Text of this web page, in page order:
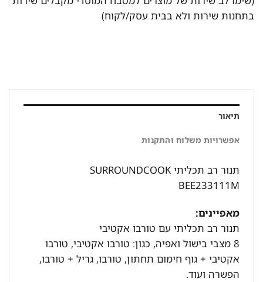
בתחנות שירות ולא בבית עסק/לקוח)
תיאור
אפשרויות משלוח והתקנות
תנור רב תכליתי SURROUNDCOOK
BEE233111M
מאפיינים:
תנור רב תכליתי עם טורבו אקטיבי
8 מצבי בישול ואפיה, כגון: טורבו אקטיבי, טורבו
אקטיבי + גוף חימום תחתון, טורבו, גריל + טורבו,
הפשרה ועוד.